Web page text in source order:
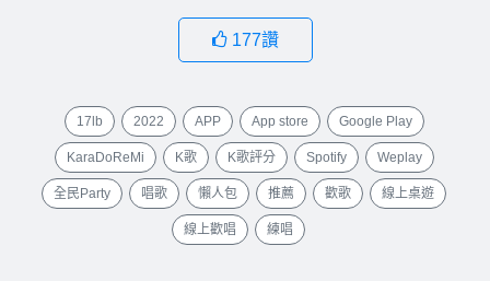
177讚
17lb 2022 APP App store Google Play
KaraDoReMi K歌 K歌評分 Spotify Weplay
全民Party 唱歌 懶人包 推薦 歡歌 線上桌遊
線上歡唱 練唱